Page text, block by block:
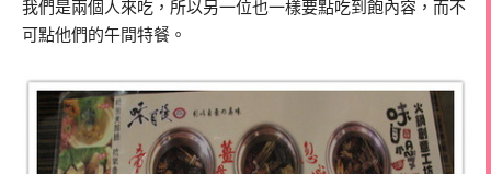
我們是兩個人來吃，所以另一位也一樣要點吃到飽內容，而不
可點他們的午間特餐。